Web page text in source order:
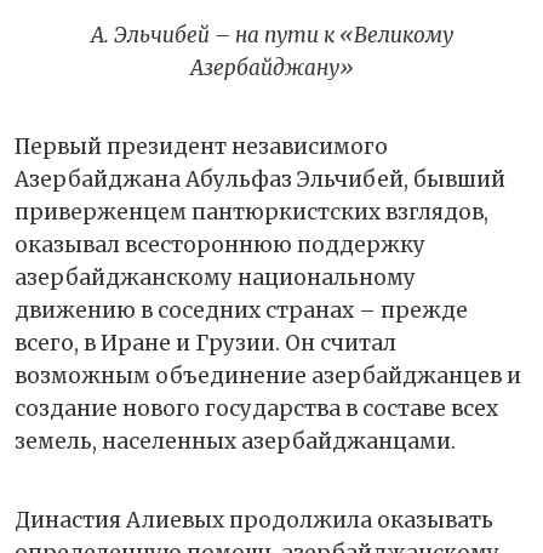
А. Эльчибей – на пути к «Великому
Азербайджану»
Первый президент независимого
Азербайджана Абульфаз Эльчибей, бывший
приверженцем пантюркистских взглядов,
оказывал всестороннюю поддержку
азербайджанскому национальному
движению в соседних странах – прежде
всего, в Иране и Грузии. Он считал
возможным объединение азербайджанцев и
создание нового государства в составе всех
земель, населенных азербайджанцами.
Династия Алиевых продолжила оказывать